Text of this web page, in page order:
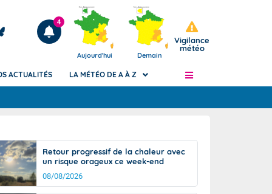
Articles
4
Aujourd'hui Demain
Vigilance
météo
Phénomènes dangereux de J+2 à J+7
Avertissement pluies intenses à l'échelle
des communes (Apic)
ACTUALITÉS LA MÉTÉO DE A À Z
Retour progressif de la chaleur avec
un risque orageux ce week-end
08/08/2026